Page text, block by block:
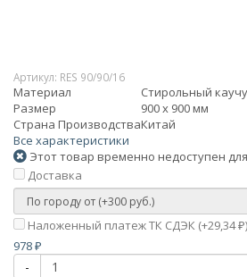
Артикул: RES 90/90/16
Материал
Стирольный
Размер
900 х 900 мм
Страна ПроизводстваКитай
Все характеристики
Этот товар временно недоступен
Доставка
Наложенный платеж ТК СДЭК (+29,34₽)
978 ₽
-